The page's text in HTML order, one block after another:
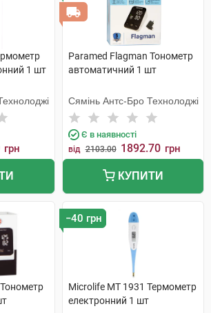
1 шт
грн
Paramed Flagman Тонометр
автоматичний 1 шт
Сямінь Антс-Бро Технолоджі
Є в наявності
від 2103.00 1892.70 грн
КУПИТИ
−40 грн
Microlife MT 1931 Термометр
електронний 1 шт